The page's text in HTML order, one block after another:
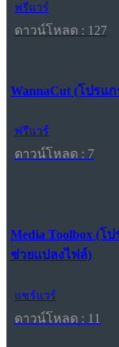
ฟรีแวร์
ดาวน์โหลด : 127
WannaCut (โปรแ
ฟรีแวร์
ดาวน์โหลด : 7
Media Toolbox (โ
ช่วยแปลงไฟล์)
แชร์แวร์
ดาวน์โหลด : 11